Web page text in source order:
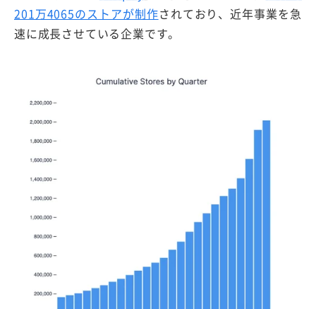
201万4065のストアが制作されており、近年事業を急
速に成長させている企業です。